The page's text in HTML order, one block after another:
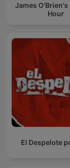
James
Hour
El Despelote